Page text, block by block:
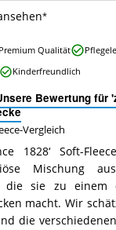
Bewertung für
Vergleich
1828‘ Soft-
Mischung
die sie zu einem
macht. Wir
die
Premium Qualität
Kinderfreundlich